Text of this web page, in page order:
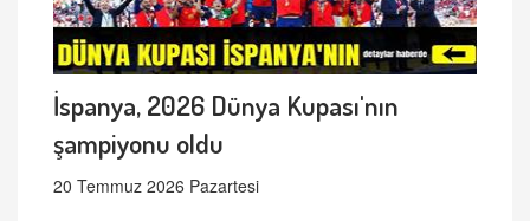
İspanya, 2026 Dünya Kupası'nın
şampiyonu oldu
20 Temmuz 2026 Pazartesi